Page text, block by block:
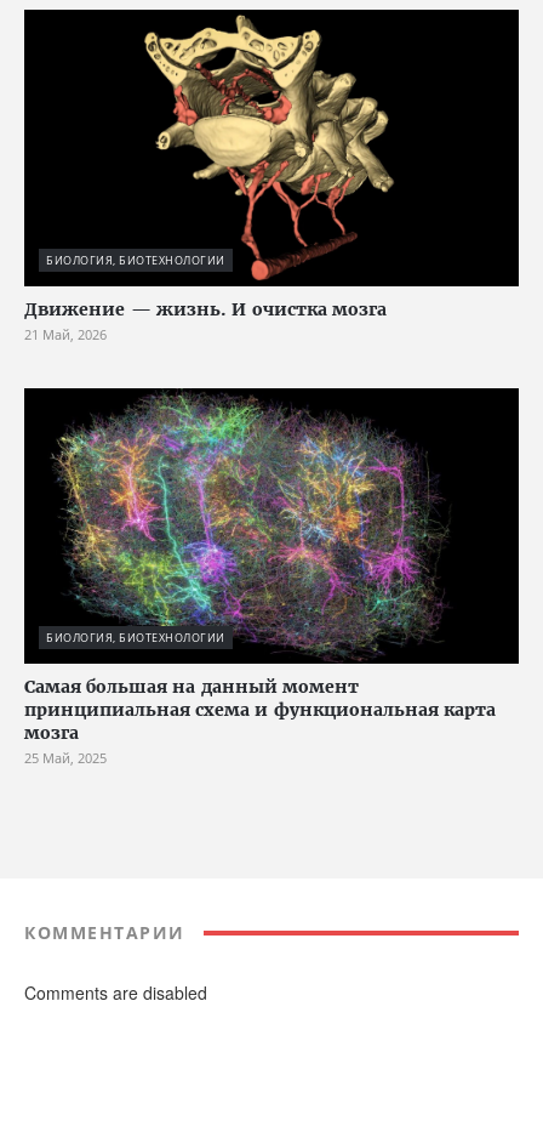
БИОЛОГИЯ, БИОТЕХНОЛОГИИ
Движение — жизнь. И очистка мозга
21 Май, 2026
БИОЛОГИЯ, БИОТЕХНОЛОГИИ
Cамая большая на данный момент
принципиальная схема и функциональная карта
мозга
25 Май, 2025
КОММЕНТАРИИ
Comments are disabled